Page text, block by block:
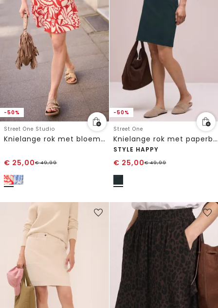
-50%
Street One Studio
Knielange rok met bloemenpatroon
€ 25,00€49,99
-50%
Street One
Knielange rok met paperbag tailleband
STYLE HAPPY
€ 25,00€49,99